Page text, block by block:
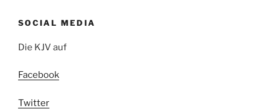
SOCIAL MEDIA
Die KJV auf
Facebook
Twitter